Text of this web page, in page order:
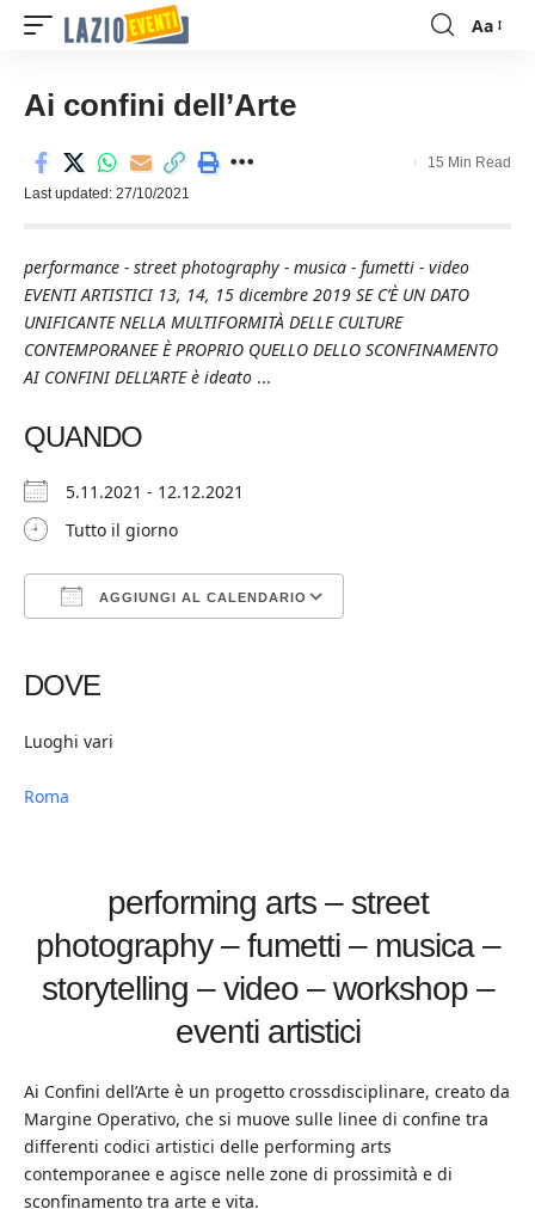
Font
Aa
Ai confini dell’Arte
Last updated: 27/10/2021
15 Min Read
performance - street photography - musica - fumetti - video
EVENTI ARTISTICI 13, 14, 15 dicembre 2019 SE C’È UN DATO
UNIFICANTE NELLA MULTIFORMITÀ DELLE CULTURE
CONTEMPORANEE È PROPRIO QUELLO DELLO SCONFINAMENTO
AI CONFINI DELL’ARTE è ideato ...
QUANDO
5.11.2021 - 12.12.2021
Tutto il giorno
AGGIUNGI AL CALENDARIO
DOVE
Luoghi vari
Roma
performing arts – street
photography – fumetti – musica –
storytelling – video – workshop –
eventi artistici
Ai Confini dell’Arte è un progetto crossdisciplinare, creato da
Margine Operativo, che si muove sulle linee di confine tra
differenti codici artistici delle performing arts
contemporanee e agisce nelle zone di prossimità e di
sconfinamento tra arte e vita.